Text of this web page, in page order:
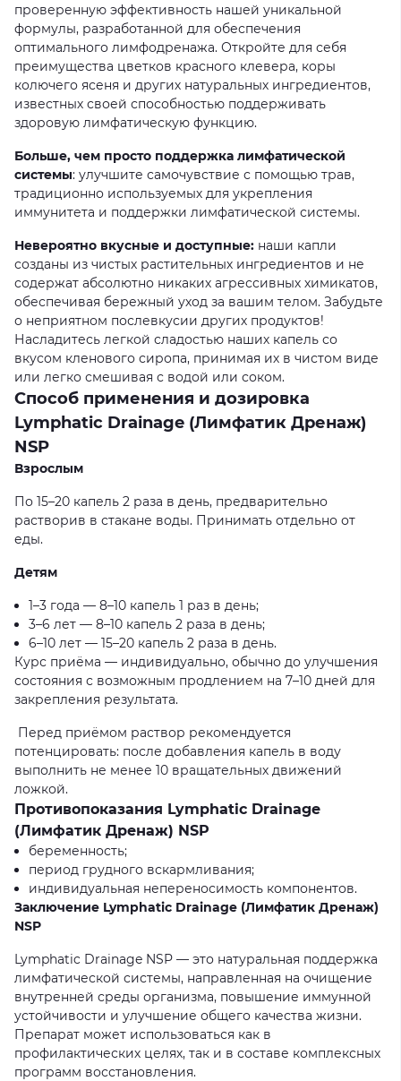
проверенную эффективность нашей уникальной
формулы, разработанной для обеспечения
оптимального лимфодренажа. Откройте для себя
преимущества цветков красного клевера, коры
колючего ясеня и других натуральных ингредиентов,
известных своей способностью поддерживать
здоровую лимфатическую функцию.
Больше, чем просто поддержка лимфатической
системы: улучшите самочувствие с помощью трав,
традиционно используемых для укрепления
иммунитета и поддержки лимфатической системы.
Невероятно вкусные и доступные: наши капли
созданы из чистых растительных ингредиентов и не
содержат абсолютно никаких агрессивных химикатов,
обеспечивая бережный уход за вашим телом. Забудьте
о неприятном послевкусии других продуктов!
Насладитесь легкой сладостью наших капель со
вкусом кленового сиропа, принимая их в чистом виде
или легко смешивая с водой или соком.
Способ применения и дозировка
Lymphatic Drainage (Лимфатик Дренаж)
NSP
Взрослым
По 15–20 капель 2 раза в день, предварительно
растворив в стакане воды. Принимать отдельно от
еды.
Детям
1–3 года — 8–10 капель 1 раз в день;
3–6 лет — 8–10 капель 2 раза в день;
6–10 лет — 15–20 капель 2 раза в день.
Курс приёма — индивидуально, обычно до улучшения
состояния с возможным продлением на 7–10 дней для
закрепления результата.
Перед приёмом раствор рекомендуется
потенцировать: после добавления капель в воду
выполнить не менее 10 вращательных движений
ложкой.
Противопоказания Lymphatic Drainage
(Лимфатик Дренаж) NSP
беременность;
период грудного вскармливания;
индивидуальная непереносимость компонентов.
Заключение Lymphatic Drainage (Лимфатик Дренаж)
NSP
Lymphatic Drainage NSP — это натуральная поддержка
лимфатической системы, направленная на очищение
внутренней среды организма, повышение иммунной
устойчивости и улучшение общего качества жизни.
Препарат может использоваться как в
профилактических целях, так и в составе комплексных
программ восстановления.